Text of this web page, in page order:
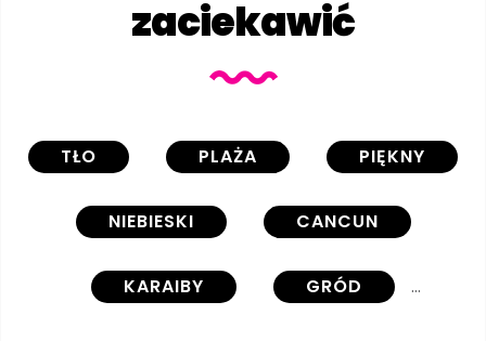
zaciekawić
TŁO PLAŻA PIĘKNY
NIEBIESKI CANCUN
KARAIBY GRÓD